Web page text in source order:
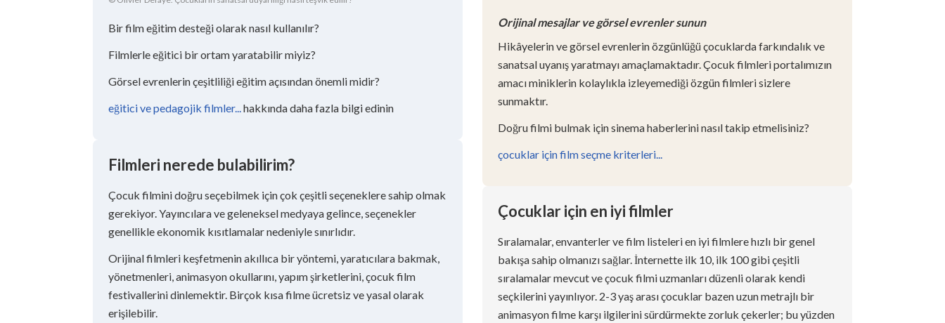
Bir film eğitim desteği olarak nasıl kullanılır?
Filmlerle eğitici bir ortam yaratabilir miyiz?
Görsel evrenlerin çeşitliliği eğitim açısından önemli midir?
eğitici ve pedagojik filmler...hakkında daha fazla bilgi edinin
Filmleri nerede bulabilirim?
Çocuk filmini doğru seçebilmek için çok çeşitli seçeneklere sahip olmak
gerekiyor. Yayıncılara ve geleneksel medyaya gelince, seçenekler
genellikle ekonomik kısıtlamalar nedeniyle sınırlıdır.
Orijinal filmleri keşfetmenin akıllıca bir yöntemi, yaratıcılara bakmak,
yönetmenleri, animasyon okullarını, yapım şirketlerini, çocuk film
festivallerini dinlemektir. Birçok kısa filme ücretsiz ve yasal olarak
erişilebilir.
Orijinal mesajlar ve görsel evrenler sunun
Hikâyelerin ve görsel evrenlerin özgünlüğü çocuklarda farkındalık ve
sanatsal uyanış yaratmayı amaçlamaktadır. Çocuk filmleri portalımızın
amacı miniklerin kolaylıkla izleyemediği özgün filmleri sizlere
sunmaktır.
Doğru filmi bulmak için sinema haberlerini nasıl takip etmelisiniz?
çocuklar için film seçme kriterleri...
Çocuklar için en iyi filmler
Sıralamalar, envanterler ve film listeleri en iyi filmlere hızlı bir genel
bakışa sahip olmanızı sağlar. İnternette ilk 10, ilk 100 gibi çeşitli
sıralamalar mevcut ve çocuk filmi uzmanları düzenli olarak kendi
seçkilerini yayınlıyor. 2-3 yaş arası çocuklar bazen uzun metrajlı bir
animasyon filme karşı ilgilerini sürdürmekte zorluk çekerler; bu yüzden